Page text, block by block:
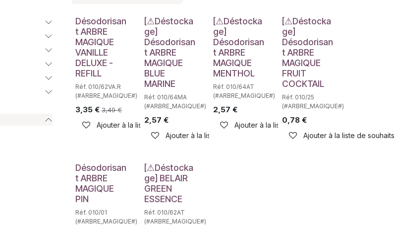
Désodorisan
t ARBRE
MAGIQUE
VANILLE
DELUXE -
REFILL
Réf. 010/62VA.R
(#ARBRE_MAGIQUE#)
3,35 € 3,49€
Ajouter à la liste de souhaits
Déstockage
[⚠Déstocka
ge]
Désodorisan
t ARBRE
MAGIQUE
BLUE
MARINE
Réf. 010/64MA
(#ARBRE_MAGIQUE#)
2,57 €
Ajouter à la liste de souhaits
Déstockage
[⚠Déstocka
ge]
Désodorisan
t ARBRE
MAGIQUE
MENTHOL
Réf. 010/64AT
(#ARBRE_MAGIQUE#)
2,57 €
Ajouter à la liste de souhaits
Déstockage
[⚠Déstocka
ge]
Désodorisan
t ARBRE
MAGIQUE
FRUIT
COCKTAIL
Réf. 010/25
(#ARBRE_MAGIQUE#)
0,78€
Ajouter à la liste de souhaits
Désodorisan
t ARBRE
MAGIQUE
PIN
Réf. 010/01
(#ARBRE_MAGIQUE#)
Déstockage
[⚠Déstocka
ge] BELAIR
GREEN
ESSENCE
Réf. 010/62AT
(#ARBRE_MAGIQUE#)